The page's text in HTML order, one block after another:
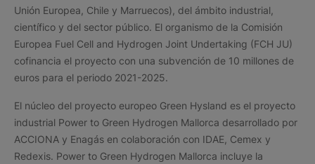
Unión Europea, Chile y Marruecos), del ámbito industrial,
científico y del sector público. El organismo de la Comisión
Europea Fuel Cell and Hydrogen Joint Undertaking (FCH JU)
cofinancia el proyecto con una subvención de 10 millones de
euros para el periodo 2021-2025.
El núcleo del proyecto europeo Green Hysland es el proyecto
industrial Power to Green Hydrogen Mallorca desarrollado por
ACCIONA y Enagás en colaboración con IDAE, Cemex y
Redexis. Power to Green Hydrogen Mallorca incluye la